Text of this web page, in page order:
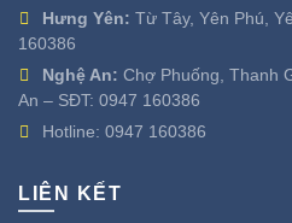
Hưng Yên: Từ Tây, Yên Phú,
160386
Nghệ An: Chợ Phuống, Thanh
An – SĐT: 0947 160386
Hotline: 0947 160386
LIÊN KẾT